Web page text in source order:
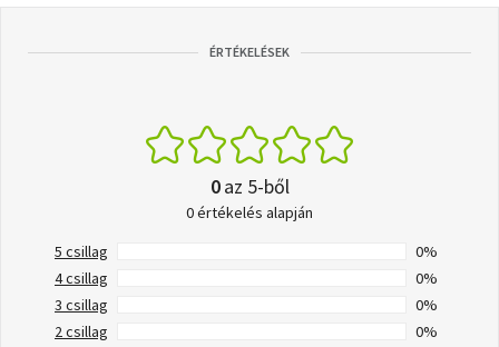
ÉRTÉKELÉSEK
0az 5-ből
0 értékelés alapján
5 csillag
0%
4 csillag
0%
3 csillag
0%
2 csillag
0%